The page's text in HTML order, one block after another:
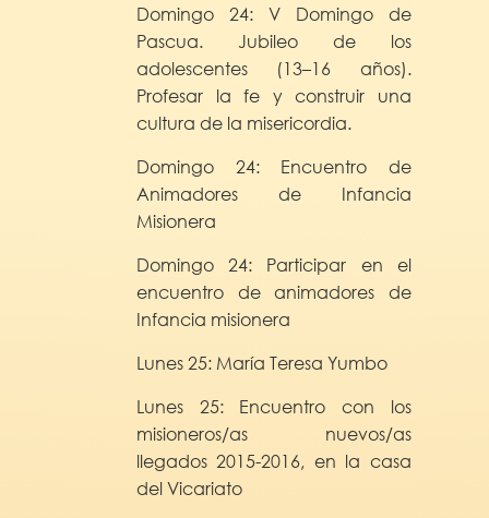
Domingo 24: V Domingo de
Pascua. Jubileo de los
adolescentes (13–16 años).
Profesar la fe y construir una
cultura de la misericordia.
Domingo 24: Encuentro de
Animadores de Infancia
Misionera
Domingo 24: Participar en el
encuentro de animadores de
Infancia misionera
Lunes 25: María Teresa Yumbo
Lunes 25: Encuentro con los
misioneros/as nuevos/as
llegados 2015-2016, en la casa
del Vicariato